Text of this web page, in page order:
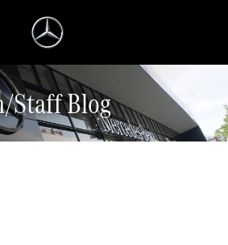
Staff Blog